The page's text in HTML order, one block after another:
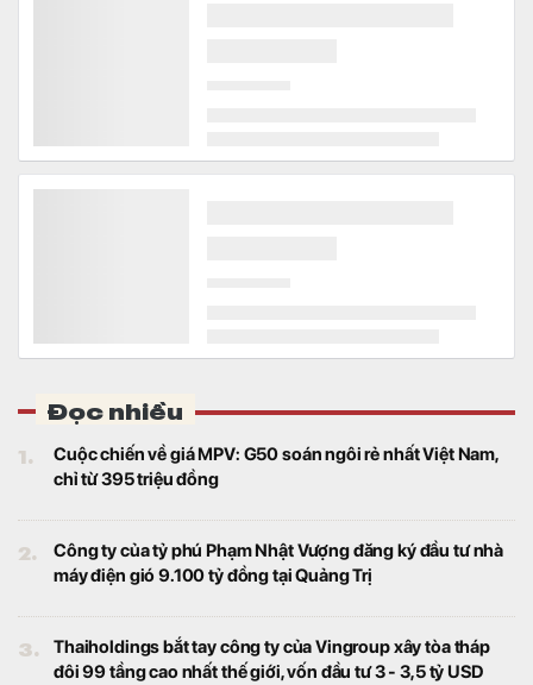
Đọc nhiều
1.
Cuộc chiến về giá MPV: G50 soán ngôi rẻ nhất Việt Nam,
chỉ từ 395 triệu đồng
2.
Công ty của tỷ phú Phạm Nhật Vượng đăng ký đầu tư nhà
máy điện gió 9.100 tỷ đồng tại Quảng Trị
3.
Thaiholdings bắt tay công ty của Vingroup xây tòa tháp
đôi 99 tầng cao nhất thế giới, vốn đầu tư 3 - 3,5 tỷ USD